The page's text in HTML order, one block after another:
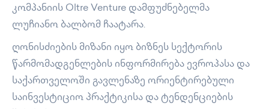
კომპანიის Oltre Venture დამფუძნებელმა
ლუჩიანო ბალბომ ჩაატარა.
ღონისძიების მიზანი იყო ბიზნეს სექტორის
წარმომადგენლების ინფორმირება ევროპასა და
საქართველოში გავლენაზე ორიენტირებული
საინვესტიციო პრაქტიკისა და ტენდენციების